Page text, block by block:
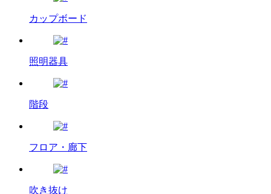
カップボード
照明器具
階段
フロア・廊下
吹き抜け